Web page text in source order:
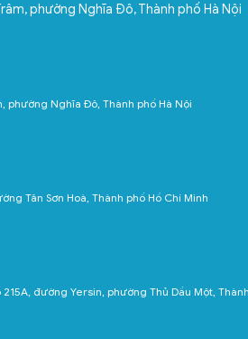
phường Nghĩa Đô,Thành phố Hà Nội
phường Nghĩa Đô, Thành phố Hà Nội
Tân Sơn Hoà, Thành phố Hồ Chí Minh
215A, đường Yersin, phường Thủ Dầu Một,